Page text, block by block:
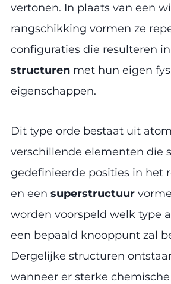
vertonen. In plaats van een
rangschikking vormen ze
configuraties die resulteren in
structuren met hun eigen
eigenschappen.
Dit type orde bestaat uit
verschillende elementen die
gedefinieerde posities in het
en een superstructuur
worden voorspeld welk type
een bepaald knooppunt zal
Dergelijke structuren
wanneer er sterke